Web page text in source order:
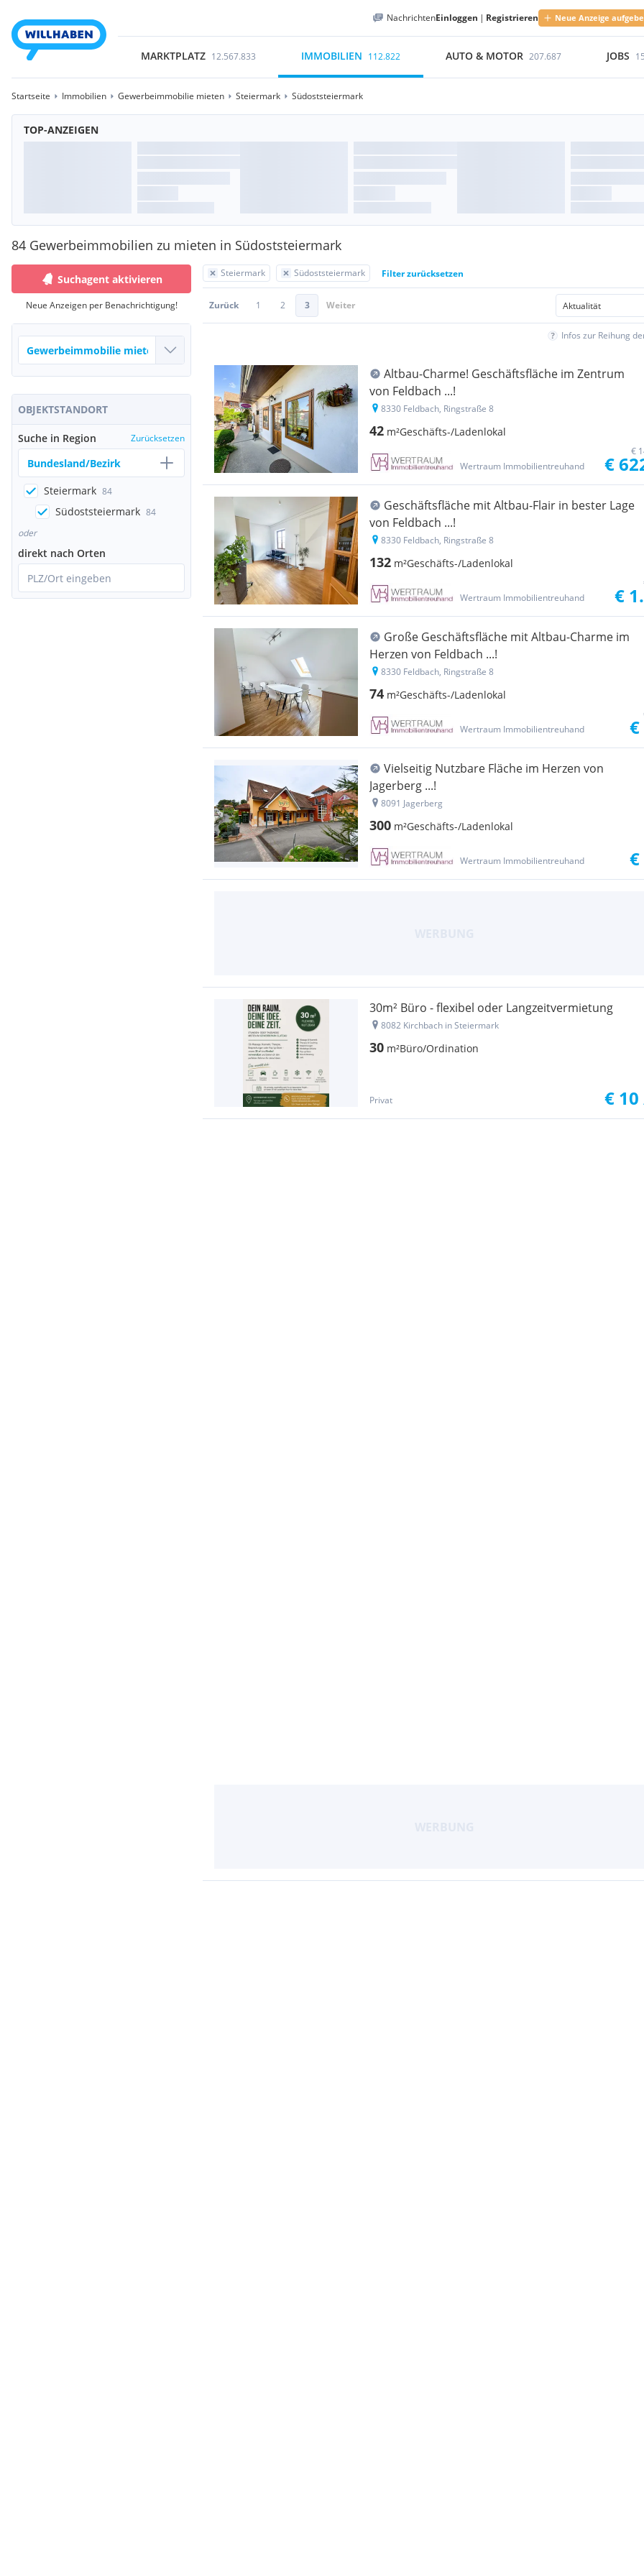
NachrichtenEinloggen | Registrieren Neue Anzeige
MARKTPLATZ 12.567.833 IMMOBILIEN 112.822 AUTO & MOTOR 207.687 JOBS
Startseite Immobilien Gewerbeimmobilie mieten Steiermark Südoststeiermark
TOP-ANZEIGEN
84 Gewerbeimmobilien zu mieten in Südoststeiermark
Suchagent aktivieren
Neue Anzeigen per Benachrichtigung!
OBJEKTSTANDORT
Suche in Region Zurücksetzen
Bundesland/Bezirk
Steiermark 84
Südoststeiermark 84
oder
direkt nach Orten
PLZ/Ort eingeben
Steiermark Südoststeiermark Filter zurücksetzen
Zurück 1 2 3 Weiter
Infos zur Reihung
Altbau-Charme! Geschäftsfläche im Zentrum
von Feldbach ...!
8330 Feldbach, Ringstraße 8
42 m²Geschäfts-/Ladenlokal
Wertraum Immobilientreuhand
€
€
Geschäftsfläche mit Altbau-Flair in bester Lage
von Feldbach ...!
8330 Feldbach, Ringstraße 8
132 m²Geschäfts-/Ladenlokal
Wertraum Immobilientreuhand €
Große Geschäftsfläche mit Altbau-Charme im
Herzen von Feldbach ...!
8330 Feldbach, Ringstraße 8
74 m²Geschäfts-/Ladenlokal
Wertraum Immobilientreuhand €
Vielseitig Nutzbare Fläche im Herzen von
Jagerberg ...!
8091 Jagerberg
300 m²Geschäfts-/Ladenlokal
Wertraum Immobilientreuhand €
30m² Büro - flexibel oder Langzeitvermietung
8082 Kirchbach in Steiermark
30 m²Büro/Ordination
Privat €